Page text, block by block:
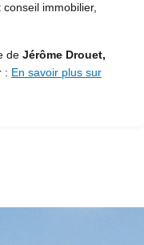
immobilier,
de Jérôme Drouet,
: En savoir plus sur